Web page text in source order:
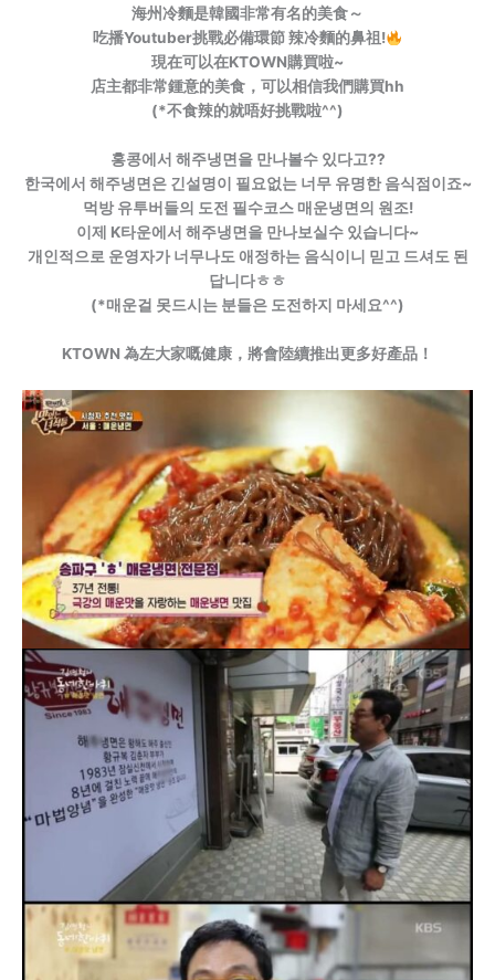
海州冷麵是韓國非常有名的美食～
吃播Youtuber挑戰必備環節 辣冷麵的鼻祖!
現在可以在KTOWN購買啦~
店主都非常鍾意的美食，可以相信我們購買hh
(*不食辣的就唔好挑戰啦^^)
홍콩에서 해주냉면을 만나볼수 있다고??
한국에서 해주냉면은 긴설명이 필요없는 너무 유명한 음식점이죠~
먹방 유투버들의 도전 필수코스 매운냉면의 원조!
이제 K타운에서 해주냉면을 만나보실수 있습니다~
개인적으로 운영자가 너무나도 애정하는 음식이니 믿고 드셔도 된
답니다ㅎㅎ
(*매운걸 못드시는 분들은 도전하지 마세요^^)
KTOWN 為左大家嘅健康，將會陸續推出更多好產品！